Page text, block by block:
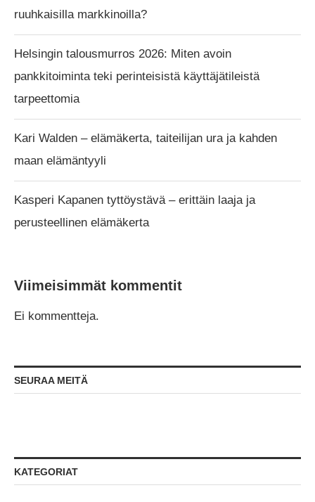
ruuhkaisilla markkinoilla?
Helsingin talousmurros 2026: Miten avoin
pankkitoiminta teki perinteisistä käyttäjätileistä
tarpeettomia
Kari Walden – elämäkerta, taiteilijan ura ja kahden
maan elämäntyyli
Kasperi Kapanen tyttöystävä – erittäin laaja ja
perusteellinen elämäkerta
Viimeisimmät kommentit
Ei kommentteja.
SEURAA MEITÄ
KATEGORIAT